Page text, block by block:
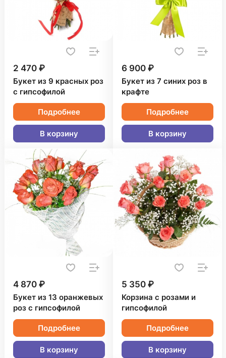
2 470 ₽
Букет из 9 красных роз
с гипсофилой
Подробнее
В корзину
6 900 ₽
Букет из 7 синих роз в
крафте
Подробнее
В корзину
4 870 ₽
Букет из 13 оранжевых
роз с гипсофилой
Подробнее
В корзину
5 350 ₽
Корзина с розами и
гипсофилой
Подробнее
В корзину